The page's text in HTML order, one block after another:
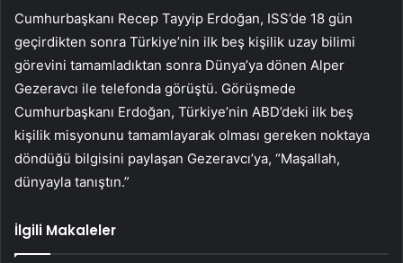
Cumhurbaşkanı Recep Tayyip Erdoğan, ISS’de 18 gün
geçirdikten sonra Türkiye’nin ilk beş kişilik uzay bilimi
görevini tamamladıktan sonra Dünya’ya dönen Alper
Gezeravcı ile telefonda görüştü. Görüşmede
Cumhurbaşkanı Erdoğan, Türkiye’nin ABD’deki ilk beş
kişilik misyonunu tamamlayarak olması gereken noktaya
döndüğü bilgisini paylaşan Gezeravcı’ya, “Maşallah,
dünyayla tanıştın.”
İlgili Makaleler